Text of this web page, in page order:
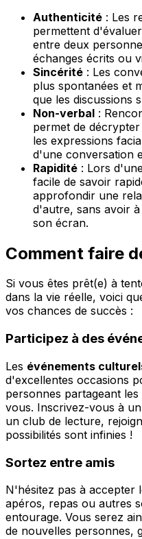
Authenticité : Les
permettent
entre deux
échanges écrits ou
Sincérité : Les
plus spontanées et
que les discussions
Non-verbal :
permet de
les expressions
d'une conversation
Rapidité : Lors
facile de savoir
approfondir une
d'autre, sans avoir
son écran.
Comment faire
Si vous êtes prêt(e) à
dans la vie réelle, voici
vos chances de succès :
Participez à des
Les événements
d'excellentes occasions
personnes partageant
vous. Inscrivez-vous à
un club de lecture,
possibilités sont infinies !
Sortez entre amis
N'hésitez pas à accepter
apéros, repas ou autres
entourage. Vous serez
de nouvelles personnes,